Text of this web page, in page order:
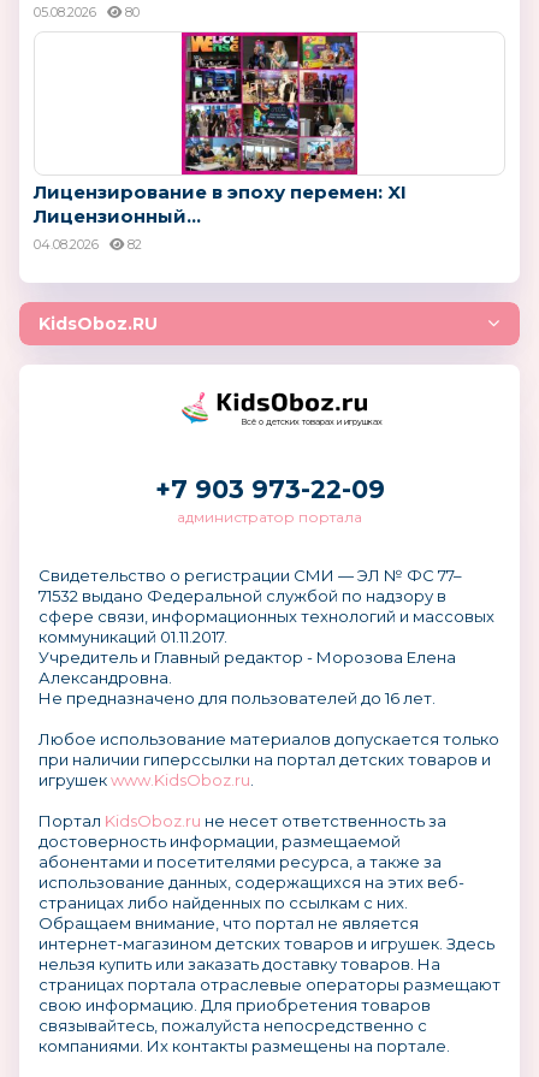
05.08.2026 80
Лицензирование в эпоху перемен: XI
Лицензионный...
04.08.2026 82
KidsOboz.RU
Всё о детских товарах и игрушках
+7 903 973-22-09
администратор портала
Свидетельство о регистрации СМИ — ЭЛ № ФС 77–
71532 выдано Федеральной службой по надзору в
сфере связи, информационных технологий и массовых
коммуникаций 01.11.2017.
Учредитель и Главный редактор - Морозова Елена
Александровна.
Не предназначено для пользователей до 16 лет.
Любое использование материалов допускается только
при наличии гиперссылки на портал детских товаров и
игрушекwww.KidsOboz.ru
Портал KidsOboz.ru не несет ответственность за
достоверность информации, размещаемой
абонентами и посетителями ресурса, а также за
использование данных, содержащихся на этих веб-
страницах либо найденных по ссылкам с них.
Обращаем внимание, что портал не является
интернет-магазином детских товаров и игрушек. Здесь
нельзя купить или заказать доставку товаров. На
страницах портала отраслевые операторы размещают
свою информацию. Для приобретения товаров
связывайтесь, пожалуйста непосредственно с
компаниями. Их контакты размещены на портале.